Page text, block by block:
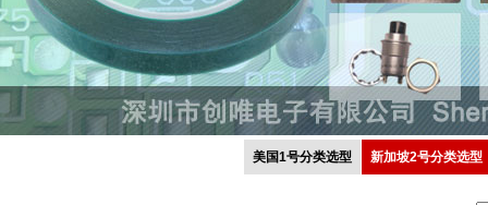
美国1号分类选型 新加坡2号分类选型